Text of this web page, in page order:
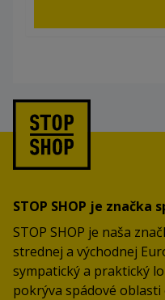
STOP SHOP je značka
STOP SHOP je naša
strednej a východnej
sympatický a praktický
pokrýva spádové oblasti